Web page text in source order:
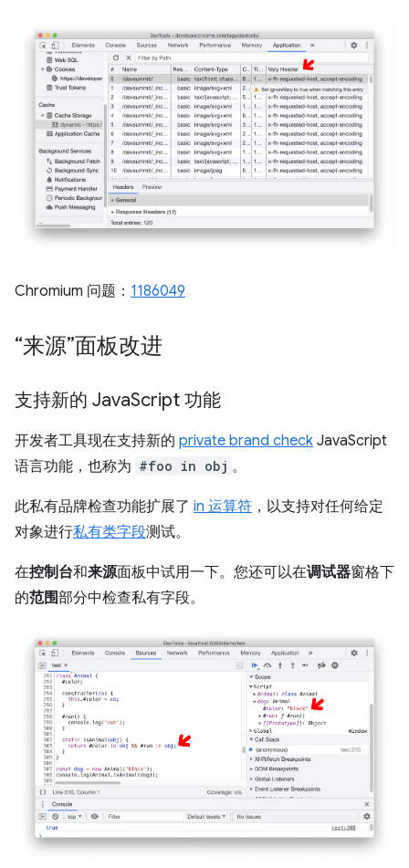
Chromium 问题： 1186049
“来源”面板改进
支持新的 JavaScript 功能
开发者工具现在支持新的 private brand check JavaScript
语言功能，也称为 #foo in obj 。
此私有品牌检查功能扩展了 in 运算符 ，以支持对任何给定
对象进行私有类字段测试。
在控制台和来源面板中试用一下。您还可以在调试器窗格下
的范围部分中检查私有字段。